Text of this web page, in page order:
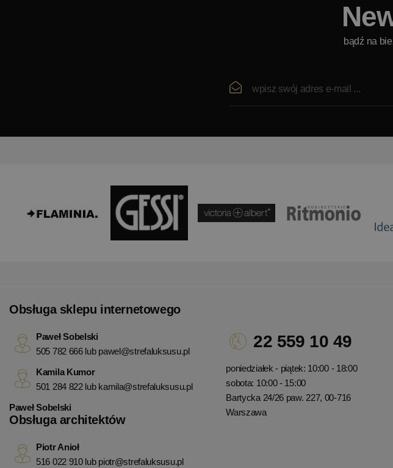
bądź na
22 559 10 49
poniedziałek - piątek: 10:00 - 18:00
sobota: 10:00 - 15:00
Bartycka 24/26 paw. 227, 00-716
Warszawa
Obsługa sklepu internetowego
Paweł Sobelski
505 782 666 lub pawel@strefaluksusu.pl
Kamila Kumor
501 284 822 lub kamila@strefaluksusu.pl
Paweł Sobelski
Obsługa architektów
Piotr Anioł
516 022 910 lub piotr@strefaluksusu.pl